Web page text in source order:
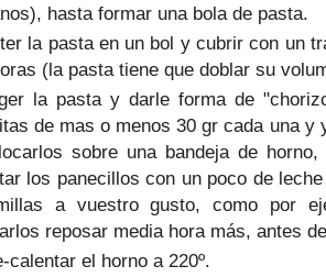
hasta formar una bola de pasta.
la pasta en un bol y cubrir con un
(la pasta tiene que doblar su
la pasta y darle forma de
de mas o menos 30 gr cada una
sobre una bandeja de
los panecillos con un poco de
a vuestro gusto, como por
reposar media hora más, antes
calentar el horno a 220º.